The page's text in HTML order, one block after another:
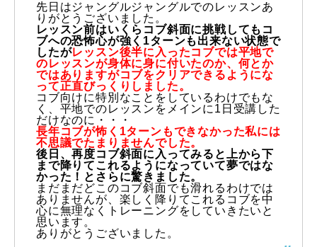
初級2
中級1
中級2
特別講座
講師から選ぶ Instructor
インストラクター募集
先日はジャングルジャングルでのレッスンあ
りがとうございました。
レッスン前はいくらコブ斜面に挑戦してもコ
ブへの恐怖心が強く1ターンも出来ない状態で
したがレッスン後半に入ったコブでは平地で
のレッスンが身体に身に付いたのか、何とか
ではありますがコブをクリアできるようにな
って正直びっくりしました。
コブ向けに特別なことをしているわけでもな
く、平地でのレッスンをメインに1日受講した
だけなのに・・・
長年コブが怖く1ターンもできなかった私には
不思議でたまりませんでした。
後日、再度コブ斜面に入ってみると上から下
まで降りてこれるようになっていて夢ではな
かった！とさらに驚きました。
まだまだどこのコブ斜面でも滑れるわけでは
ありませんが、楽しく降りてこれるコブを中
心に無理なくトレーニングをしていきたいと
思います。
ありがとうございました。